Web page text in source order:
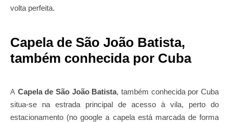
volta perfeita.
Capela de São João Batista,
também conhecida por Cuba
A Capela de São João Batista, também conhecida por Cuba
situa-se na estrada principal de acesso à vila, perto do
estacionamento (no google a capela está marcada de forma